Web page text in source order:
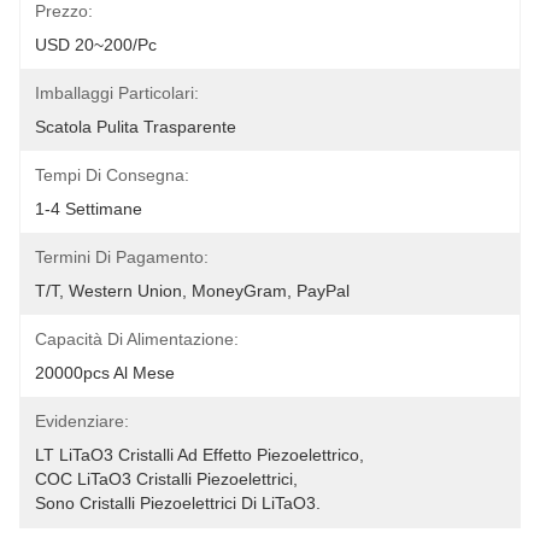
Prezzo:
USD 20~200/pc
Imballaggi Particolari:
Scatola Pulita Trasparente
Tempi Di Consegna:
1-4 Settimane
Termini Di Pagamento:
T/T, Western Union, MoneyGram, PayPal
Capacità Di Alimentazione:
20000pcs Al Mese
Evidenziare:
LT LiTaO3 Cristalli Ad Effetto Piezoelettrico
COC LiTaO3 Cristalli Piezoelettrici
Sono Cristalli Piezoelettrici Di LiTaO3.